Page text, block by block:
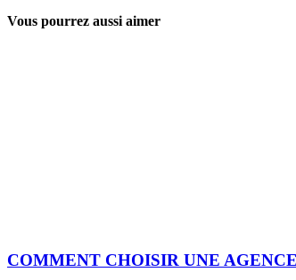
Vous pourrez aussi aimer
COMMENT CHOISIR UNE